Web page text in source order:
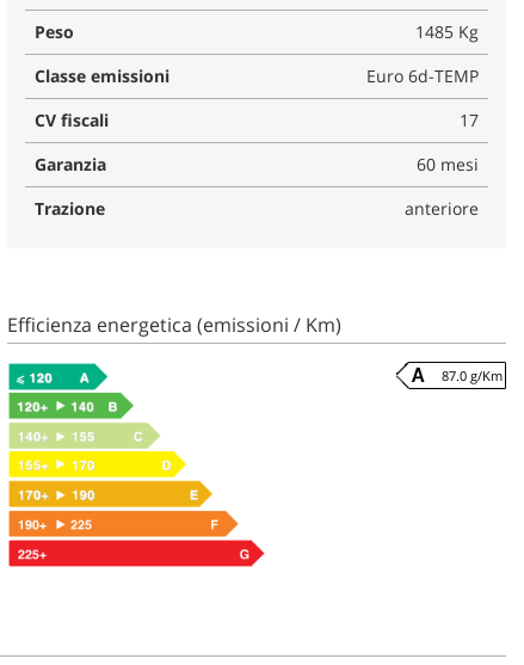
Peso
1485 Kg
Classe emissioni
Euro 6d-TEMP
CV fiscali
17
Garanzia
60 mesi
Trazione
anteriore
Efficienza energetica (emissioni / Km)
87.0 g/Km